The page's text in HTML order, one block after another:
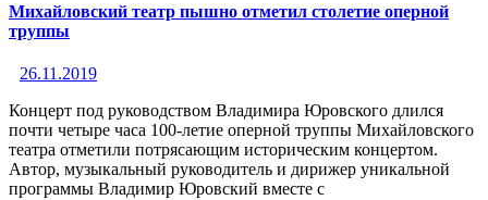
Михайловский театр пышно отметил столетие оперной
труппы
26.11.2019
Концерт под руководством Владимира Юровского длился
почти четыре часа 100-летие оперной труппы Михайловского
театра отметили потрясающим историческим концертом.
Автор, музыкальный руководитель и дирижер уникальной
программы Владимир Юровский вместе с